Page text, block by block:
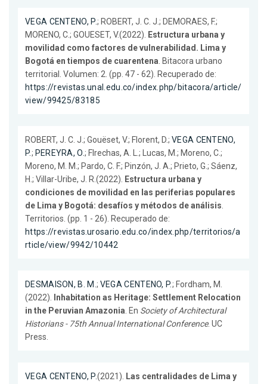
VEGA CENTENO, P.; ROBERT, J. C. J.; DEMORAES, F.;
MORENO, C.; GOUESET, V.(2022). Estructura urbana y
movilidad como factores de vulnerabilidad. Lima y
Bogotá en tiempos de cuarentena. Bitacora urbano
territorial. Volumen: 2. (pp. 47 - 62). Recuperado de:
https://revistas.unal.edu.co/index.php/bitacora/article/
view/99425/83185
ROBERT, J. C. J.; Gouëset, V.; Florent, D.; VEGA CENTENO,
P.; PEREYRA, O.; Flrechas, A. L.; Lucas, M.; Moreno, C.;
Moreno, M. M.; Pardo, C. F.; Pinzón, J. A.; Prieto, G.; Sáenz,
H.; Villar-Uribe, J. R.(2022). Estructura urbana y
condiciones de movilidad en las periferias populares
de Lima y Bogotá: desafíos y métodos de análisis.
Territorios. (pp. 1 - 26). Recuperado de:
https://revistas.urosario.edu.co/index.php/territorios/a
rticle/view/9942/10442
DESMAISON, B. M.; VEGA CENTENO, P.; Fordham, M.
(2022). Inhabitation as Heritage: Settlement Relocation
in the Peruvian Amazonia. En Society of Architectural
Historians - 75th Annual International Conference. UC
Press.
VEGA CENTENO, P.(2021). Las centralidades de Lima y